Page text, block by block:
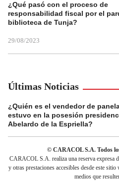
¿Qué pasó con el proceso de
responsabilidad fiscal por el
biblioteca de Tunja?
29/08/2023
Últimas Noticias
¿Quién es el vendedor de
estuvo en la posesión
Abelardo de la Espriella?
© CARACOL S.A. Todos
CARACOL S.A. realiza una reserva expresa
y otras prestaciones accesibles desde este
medios que